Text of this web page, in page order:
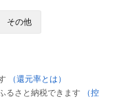
その他
（還元率とは）
るさと納税できます
（控